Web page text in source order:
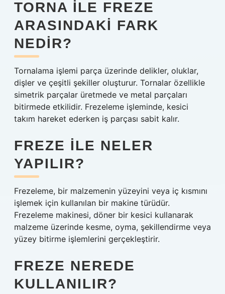
TORNA ILE FREZE
ARASINDAKI FARK
NEDIR?
Tornalama işlemi parça üzerinde delikler, oluklar,
dişler ve çeşitli şekiller oluşturur. Tornalar özellikle
simetrik parçalar üretmede ve metal parçaları
bitirmede etkilidir. Frezeleme işleminde, kesici
takım hareket ederken iş parçası sabit kalır.
FREZE ILE NELER
YAPILIR?
Frezeleme, bir malzemenin yüzeyini veya iç kısmını
işlemek için kullanılan bir makine türüdür.
Frezeleme makinesi, döner bir kesici kullanarak
malzeme üzerinde kesme, oyma, şekillendirme veya
yüzey bitirme işlemlerini gerçekleştirir.
FREZE NEREDE
KULLANILIR?